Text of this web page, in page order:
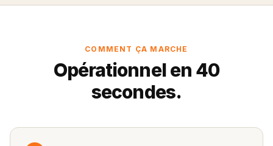
COMMENT ÇA MARCHE
Opérationnel en 40
secondes.